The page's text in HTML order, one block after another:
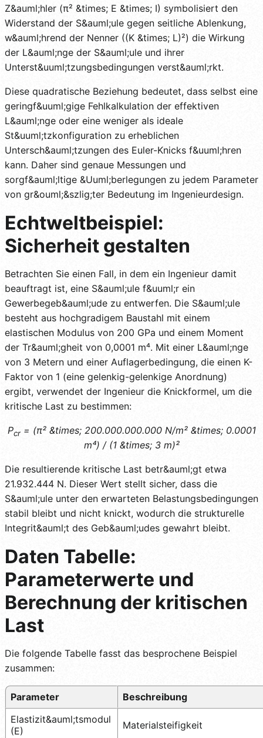
Z&auml;hler (π² &times; E &times; I) symbolisiert den
Widerstand der S&auml;ule gegen seitliche Ablenkung,
w&auml;hrend der Nenner ((K &times; L)²) die Wirkung
der L&auml;nge der S&auml;ule und ihrer
Unterst&uuml;tzungsbedingungen verst&auml;rkt.
Diese quadratische Beziehung bedeutet, dass selbst eine
geringf&uuml;gige Fehlkalkulation der effektiven
L&auml;nge oder eine weniger als ideale
St&uuml;tzkonfiguration zu erheblichen
Untersch&auml;tzungen des Euler-Knicks f&uuml;hren
kann. Daher sind genaue Messungen und
sorgf&auml;ltige &Uuml;berlegungen zu jedem Parameter
von gr&ouml;&szlig;ter Bedeutung im Ingenieurdesign.
Echtweltbeispiel:
Sicherheit gestalten
Betrachten Sie einen Fall, in dem ein Ingenieur damit
beauftragt ist, eine S&auml;ule f&uuml;r ein
Gewerbegeb&auml;ude zu entwerfen. Die S&auml;ule
besteht aus hochgradigem Baustahl mit einem
elastischen Modulus von 200 GPa und einem Moment
der Tr&auml;gheit von 0,0001 m⁴. Mit einer L&auml;nge
von 3 Metern und einer Auflagerbedingung, die einen K-
Faktor von 1 (eine gelenkig-gelenkige Anordnung)
ergibt, verwendet der Ingenieur die Knickformel, um die
kritische Last zu bestimmen:
Pcr= (π² &times; 200.000.000.000 N/m² &times; 0.0001
m⁴) / (1 &times; 3 m)²
Die resultierende kritische Last betr&auml;gt etwa
21.932.444 N. Dieser Wert stellt sicher, dass die
S&auml;ule unter den erwarteten Belastungsbedingungen
stabil bleibt und nicht knickt, wodurch die strukturelle
Integrit&auml;t des Geb&auml;udes gewahrt bleibt.
Daten Tabelle:
Parameterwerte und
Berechnung der kritischen
Last
Die folgende Tabelle fasst das besprochene Beispiel
zusammen:
Parameter
Beschreibung
Elastizit&auml;tsmodul
(E)
Materialsteifigkeit